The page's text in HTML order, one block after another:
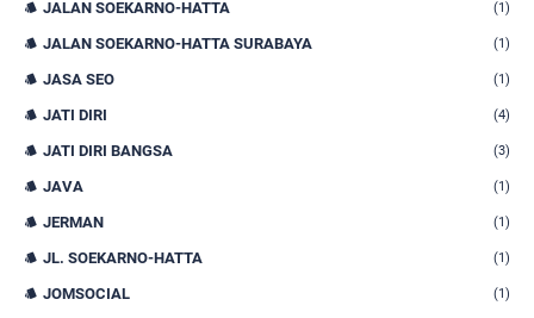
JALAN SOEKARNO-HATTA (1)
JALAN SOEKARNO-HATTA SURABAYA (1)
JASA SEO (1)
JATI DIRI (4)
JATI DIRI BANGSA (3)
JAVA (1)
JERMAN (1)
JL. SOEKARNO-HATTA (1)
JOMSOCIAL (1)